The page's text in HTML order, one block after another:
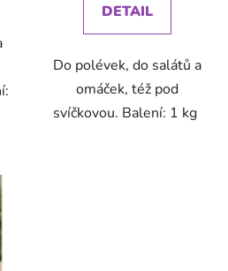
DETAIL
Do polévek, do salátů a
omáček, též pod
svíčkovou. Balení: 1 kg